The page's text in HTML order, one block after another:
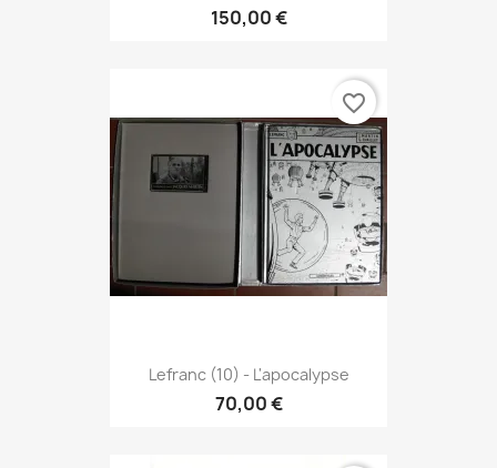
150,00 €
Lefranc (10) - L'apocalypse
70,00 €
favorite_border